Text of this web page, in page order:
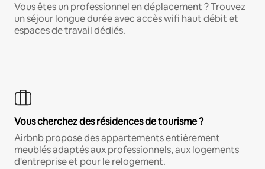
Vous êtes un professionnel en déplacement ? Trouvez
un séjour longue durée avec accès wifi haut débit et
espaces de travail dédiés.
Vous cherchez des résidences de tourisme ?
Airbnb propose des appartements entièrement
meublés adaptés aux professionnels, aux logements
d'entreprise et pour le relogement.